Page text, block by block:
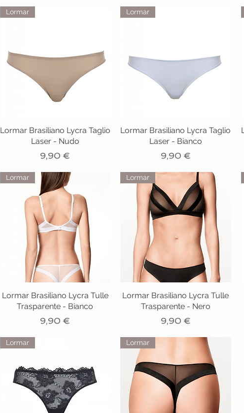
Lormar
Lormar Brasiliano Lycra Taglio
Laser - Nudo
Prezzo
9,90 €
Lormar
Lormar Brasiliano Lycra Taglio
Laser - Bianco
Prezzo
9,90 €
Lormar
Lormar Brasiliano Lycra Tulle
Trasparente - Bianco
Prezzo
9,90 €
Lormar
Lormar Brasiliano Lycra Tulle
Trasparente - Nero
Prezzo
9,90 €
Lormar Lormar